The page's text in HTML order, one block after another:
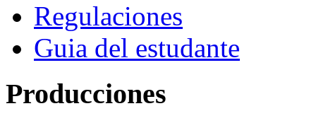
Regulaciones
Guia del estudante
Producciones